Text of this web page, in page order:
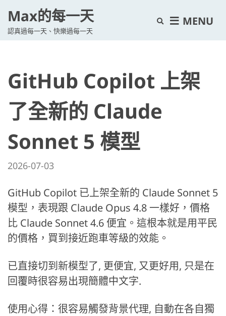
Max的每一天
認真過每一天、快樂過每一天
E
n
d
o
r
m
MENU
GitHub Copilot 上架
了全新的 Claude
Sonnet 5 模型
2026-07-03
GitHub Copilot 已上架全新的 Claude Sonnet 5
模型，表現跟 Claude Opus 4.8 一樣好，價格
比 Claude Sonnet 4.6 便宜。這根本就是用平民
的價格，買到接近跑車等級的效能。
已直接切到新模型了, 更便宜, 又更好用, 只是在
回覆時很容易出現簡體中文字.
使用心得：很容易觸發背景代理, 自動在各自獨